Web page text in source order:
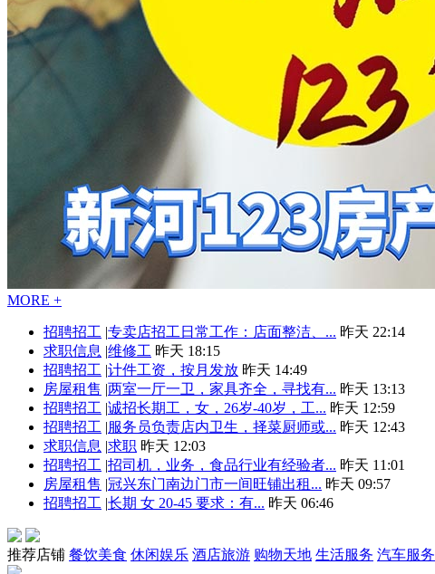
MORE +
招聘招工 |专卖店招工日常工作：店面整洁、... 昨天 22:14
求职信息 |维修工 昨天 18:15
招聘招工 |计件工资，按月发放 昨天 14:49
房屋租售 |两室一厅一卫，家具齐全，寻找有... 昨天 13:13
招聘招工 |诚招长期工，女，26岁-40岁，工... 昨天 12:59
招聘招工 |服务员负责店内卫生，择菜厨师或... 昨天 12:43
求职信息 |求职 昨天 12:03
招聘招工 |招司机，业务，食品行业有经验者... 昨天 11:01
房屋租售 |冠兴东门南边门市一间旺铺出租... 昨天 09:57
招聘招工 |长期 女 20-45 要求：有... 昨天 06:46
推荐店铺 餐饮美食 休闲娱乐 酒店旅游 购物天地 生活服务 汽车服务